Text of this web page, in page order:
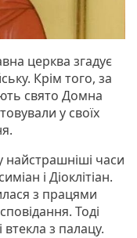
церква згадує
Крім того, за
свято Домна
у своїх
часи
і Діоклітіан.
з працями
Тоді
з палацу.